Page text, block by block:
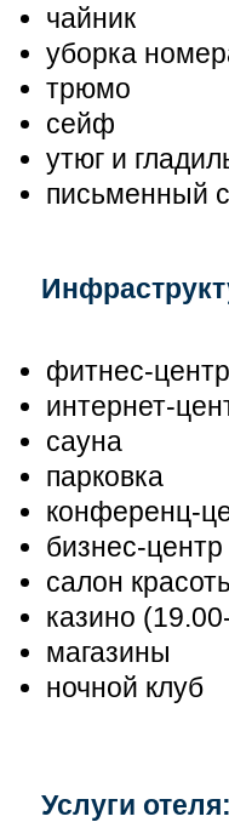
чайник
уборка
трюмо
сейф
утюг и
письменный
фитнес-центр
интернет-
сауна
парковка
конференц-
бизнес-центр
салон
казино
магазины
ночной клуб
Услуги отеля: